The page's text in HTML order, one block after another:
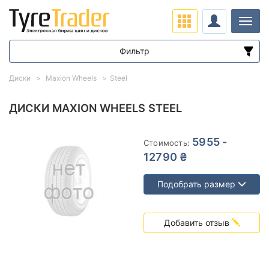
ДИСКИ MAXION WHEELS STEEL
Стоимость: 5955 -
12790 ₴
Подобрать размер
Добавить отзыв
Диски Maxion Wheels Steel
Фильтр
Диапазон цен